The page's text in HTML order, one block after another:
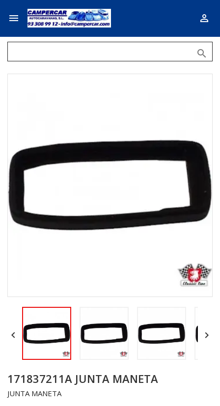
 

 
171837211A JUNTA MANETA
JUNTA MANETA